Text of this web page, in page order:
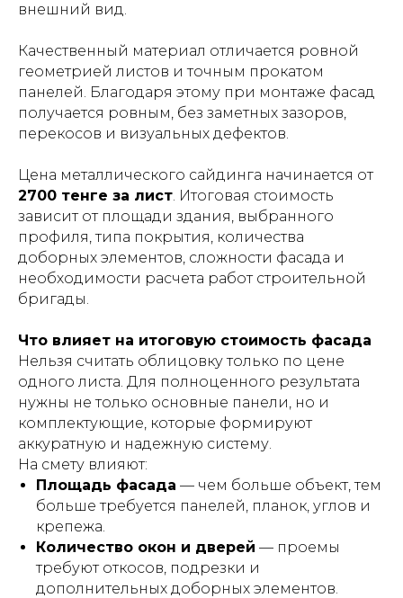
внешний вид.
Качественный материал отличается ровной
геометрией листов и точным прокатом
панелей. Благодаря этому при монтаже фасад
получается ровным, без заметных зазоров,
перекосов и визуальных дефектов.
Цена металлического сайдинга начинается от
2700 тенге за лист. Итоговая стоимость
зависит от площади здания, выбранного
профиля, типа покрытия, количества
доборных элементов, сложности фасада и
необходимости расчета работ строительной
бригады.
Что влияет на итоговую стоимость фасада
Нельзя считать облицовку только по цене
одного листа. Для полноценного результата
нужны не только основные панели, но и
комплектующие, которые формируют
аккуратную и надежную систему.
На смету влияют:
Площадь фасада — чем больше объект, тем
больше требуется панелей, планок, углов и
крепежа.
Количество окон и дверей — проемы
требуют откосов, подрезки и
дополнительных доборных элементов.